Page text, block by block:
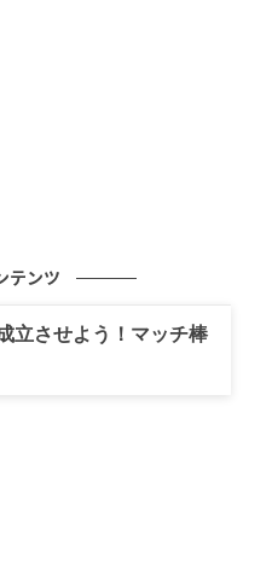
テンツ
立させよう！マッチ棒